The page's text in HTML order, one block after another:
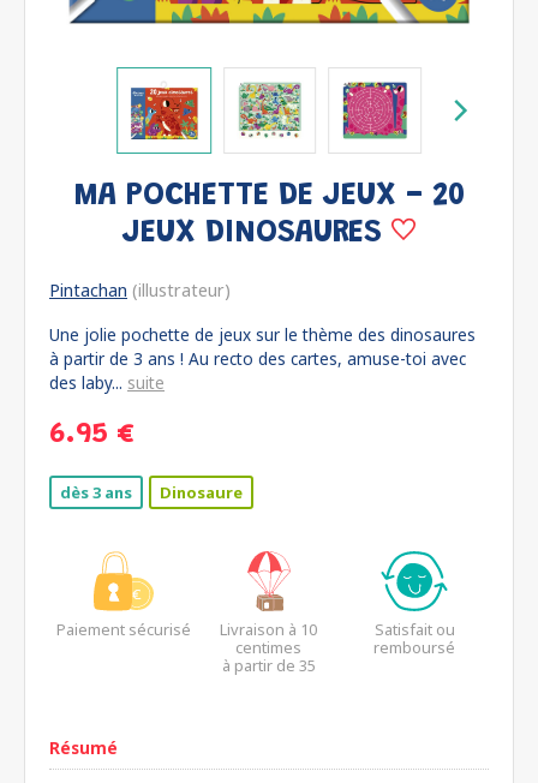
MA POCHETTE DE JEUX - 20
JEUX DINOSAURES
Pintachan (illustrateur)
Une jolie pochette de jeux sur le thème des dinosaures
à partir de 3 ans ! Au recto des cartes, amuse-toi avec
des laby... suite
6.95 €
dès 3 ans Dinosaure
Paiement sécurisé
Livraison à 10
centimes
à partir de 35
Satisfait ou
remboursé
Résumé